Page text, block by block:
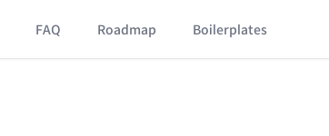
FAQ Roadmap Boilerplates